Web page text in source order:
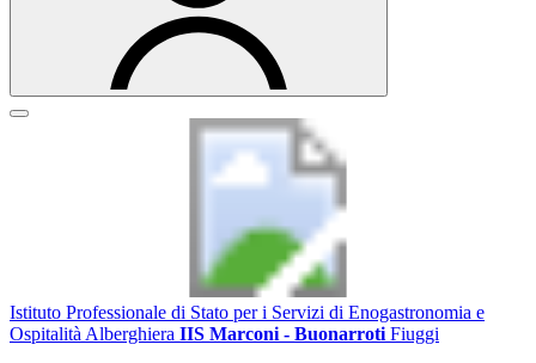
Istituto Professionale di Stato per i Servizi di Enogastronomia e
Ospitalità Alberghiera IIS Marconi - Buonarroti Fiuggi